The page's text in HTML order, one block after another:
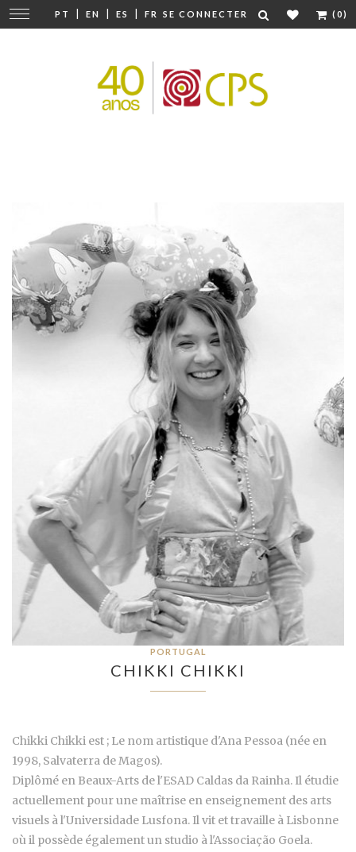
PT | EN | ES | FR SE CONNECTER (0)
Modifier
la
PORTUGAL
CHIKKI CHIKKI
Chikki Chikki est ; Le nom artistique d'Ana Pessoa (née en
1998, Salvaterra de Magos).
Diplômé en Beaux-Arts de l'ESAD Caldas da Rainha. Il étudie
actuellement pour une maîtrise en enseignement des arts
visuels à l'Universidade Lusfona. Il vit et travaille à Lisbonne
où il possède également un studio à l'Associação Goela.